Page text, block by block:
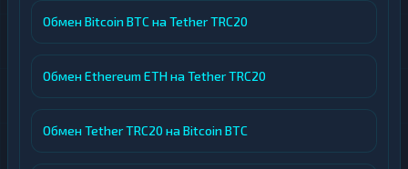
Обмен Bitcoin BTC на Tether TRC20
Обмен Ethereum ETH на Tether TRC20
Обмен Tether TRC20 на Bitcoin BTC